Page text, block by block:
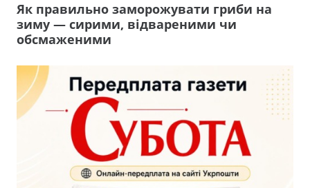
Як правильно заморожувати гриби на
зиму — сирими, відвареними чи
обсмаженими